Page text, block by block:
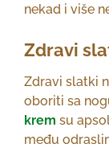
nekad i više
Zdravi
Zdravi slatki
oboriti sa
krem su
među